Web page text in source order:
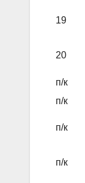
19
20
п/к
п/к
п/к
п/к